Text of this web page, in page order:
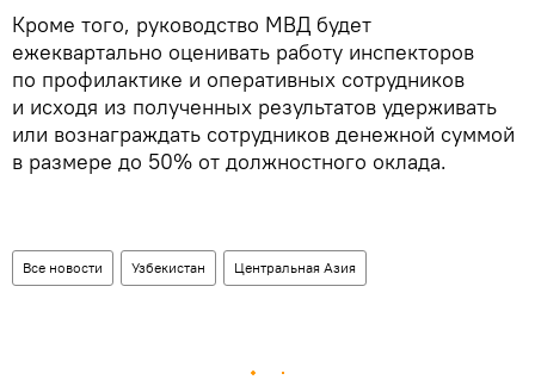
Кроме того, руководство МВД будет
ежеквартально оценивать работу инспекторов
по профилактике и оперативных сотрудников
и исходя из полученных результатов удерживать
или вознаграждать сотрудников денежной суммой
в размере до 50% от должностного оклада.
Все новости Узбекистан Центральная Азия